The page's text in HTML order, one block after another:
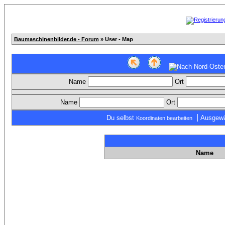
Baumaschinenbilder.de - Forum » User - Map
Name Ort
Name Ort
Du selbst Koordinaten bearbeiten
Name